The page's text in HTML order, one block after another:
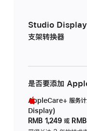
Studio Display
支架转换器
是否要添加
AppleCare+ 服务
Display)
RMB 1,249 或